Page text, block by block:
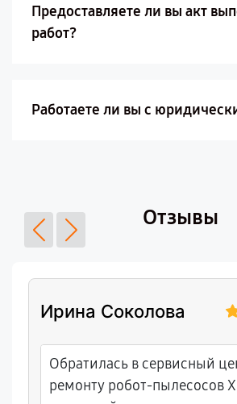
Предоставляете ли вы акт
работ?
Работаете ли вы с
Отзывы
Ирина Соколова
Обратилась в сервисный
ремонту робот-пылесосов